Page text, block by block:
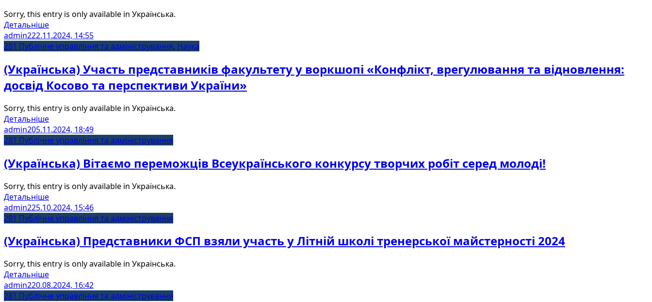
Sorry, this entry is only available in Українська.
Детальніше
admin222.11.2024, 14:55
281 Публічне управління та адміністрування, Наука
(Українська) Участь представників факультету у воркшопі «Конфлікт, врегулювання та відновлення:
досвід Косово та перспективи України»
Sorry, this entry is only available in Українська.
Детальніше
admin205.11.2024, 18:49
281 Публічне управління та адміністрування
(Українська) Вітаємо переможців Всеукраїнського конкурсу творчих робіт серед молоді!
Sorry, this entry is only available in Українська.
Детальніше
admin225.10.2024, 15:46
281 Публічне управління та адміністрування
(Українська) Представники ФСП взяли участь у Літній школі тренерської майстерності 2024
Sorry, this entry is only available in Українська.
Детальніше
admin220.08.2024, 16:42
281 Публічне управління та адміністрування